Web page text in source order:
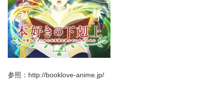
参照：http://booklove-anime.jp/